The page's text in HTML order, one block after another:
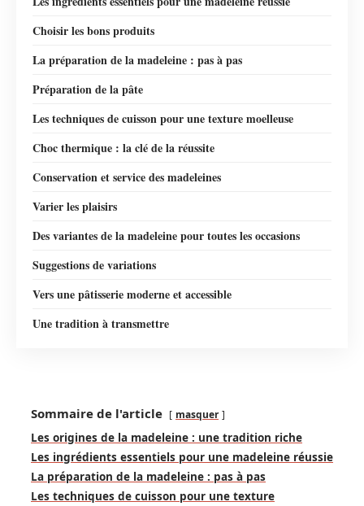
Choisir les bons produits
La préparation de la madeleine : pas à pas
Préparation de la pâte
Les techniques de cuisson pour une texture moelleuse
Choc thermique : la clé de la réussite
Conservation et service des madeleines
Varier les plaisirs
Des variantes de la madeleine pour toutes les occasions
Suggestions de variations
Vers une pâtisserie moderne et accessible
Une tradition à transmettre
Sommaire de l'article masquer
Les origines de la madeleine : une tradition riche
Les ingrédients essentiels pour une madeleine réussie
La préparation de la madeleine : pas à pas
Les techniques de cuisson pour une texture